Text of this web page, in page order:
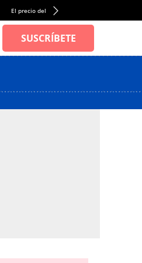
El precio del alquiler de vivienda baja por